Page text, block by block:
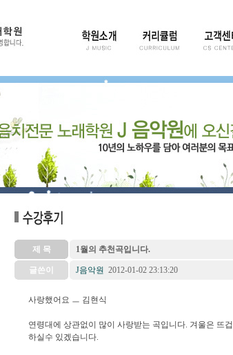
제 목 1월의 추천곡입니다.
글쓴이 J음악원 2012-01-02 23:13:20
사랑했어요 ㅡ 김현식
연령대에 상관없이 많이 사랑받는 곡입니다. 겨울은 뜨
하실수 있겠습니다.